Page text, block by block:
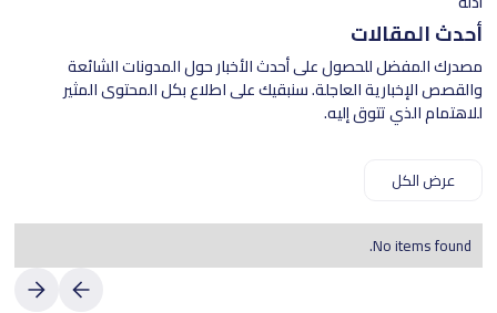
أحدث المقالات
مصدرك المفضل للحصول على أحدث الأخبار حول المدونات الشائعة
والقصص الإخبارية العاجلة. سنبقيك على اطلاع بكل المحتوى المثير
للاهتمام الذي تتوق إليه.
عرض الكل
No items found.